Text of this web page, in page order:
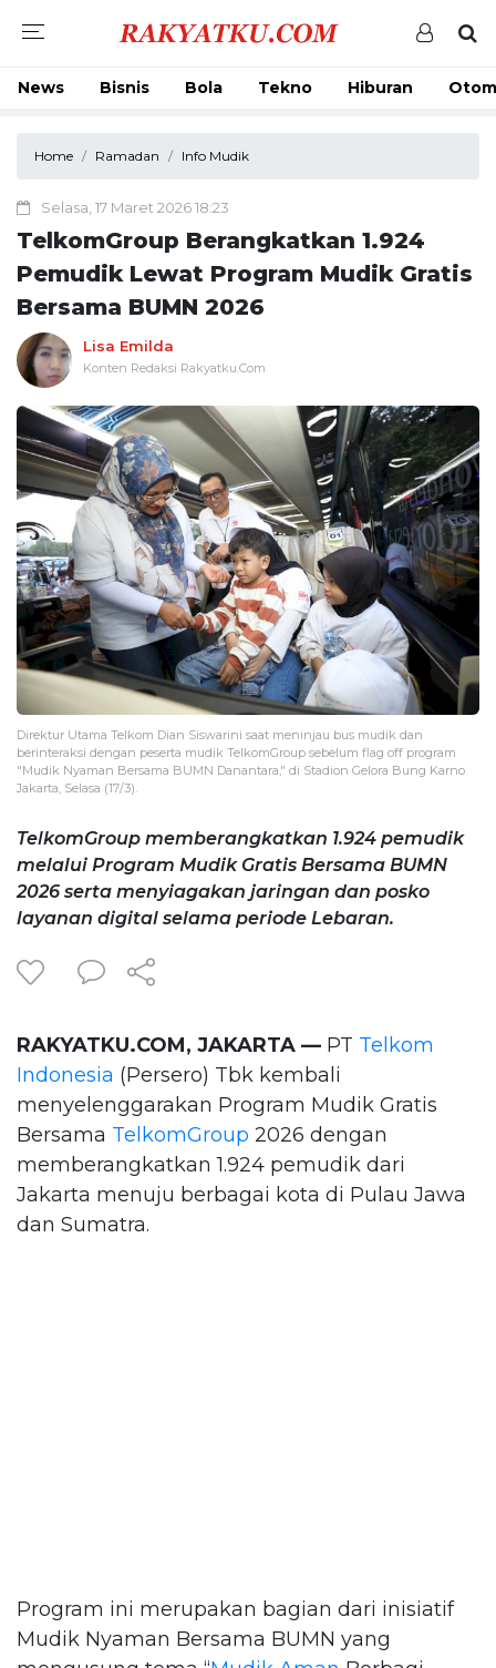
News Bisnis Bola Tekno Hiburan
Home Ramadan Info Mudik
Selasa, 17 Maret 2026 18:23
TelkomGroup Berangkatkan 1.924
Pemudik Lewat Program Mudik Gratis
Bersama BUMN 2026
Lisa Emilda
Konten Redaksi Rakyatku.Com
Direktur Utama Telkom Dian Siswarini saat meninjau bus mudik dan
berinteraksi dengan peserta mudik TelkomGroup sebelum flag off program
"Mudik Nyaman Bersama BUMN Danantara," di Stadion Gelora Bung Karno
Jakarta, Selasa (17/3).
TelkomGroup memberangkatkan 1.924 pemudik
melalui Program Mudik Gratis Bersama BUMN
2026 serta menyiagakan jaringan dan posko
layanan digital selama periode Lebaran.
RAKYATKU.COM, JAKARTA — PT Telkom
Indonesia (Persero) Tbk kembali
menyelenggarakan Program Mudik Gratis
Bersama TelkomGroup 2026 dengan
memberangkatkan 1.924 pemudik dari
Jakarta menuju berbagai kota di Pulau Jawa
dan Sumatra.
Program ini merupakan bagian dari inisiatif
Mudik Nyaman Bersama BUMN yang